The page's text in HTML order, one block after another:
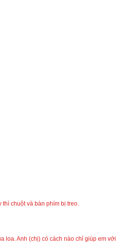
chuột và bàn phím bị treo.
loa. Anh (chị) có cách nào chỉ giúp em với